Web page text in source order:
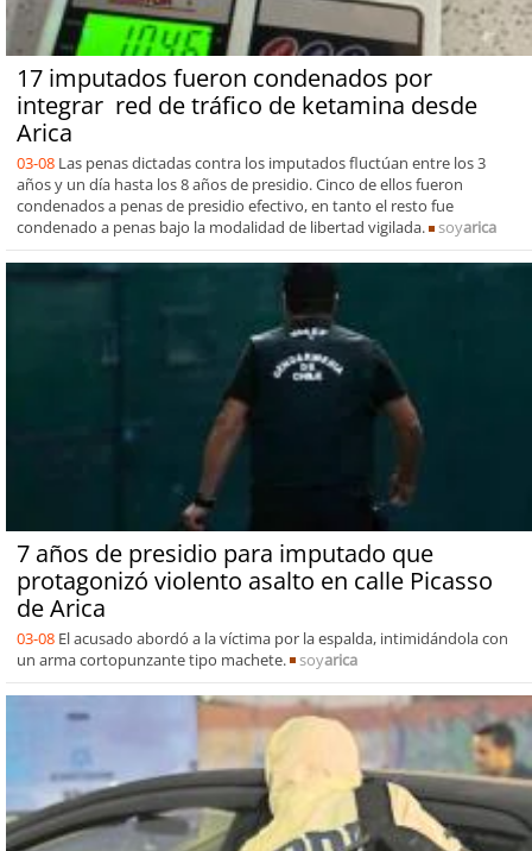
17 imputados fueron condenados por
integrar red de tráfico de ketamina desde
Arica
03-08 Las penas dictadas contra los imputados fluctúan entre los 3
años y un día hasta los 8 años de presidio. Cinco de ellos fueron
condenados a penas de presidio efectivo, en tanto el resto fue
condenado a penas bajo la modalidad de libertad vigilada.
soyarica
7 años de presidio para imputado que
protagonizó violento asalto en calle Picasso
de Arica
03-08 El acusado abordó a la víctima por la espalda, intimidándola con
un arma cortopunzante tipo machete.
soyarica